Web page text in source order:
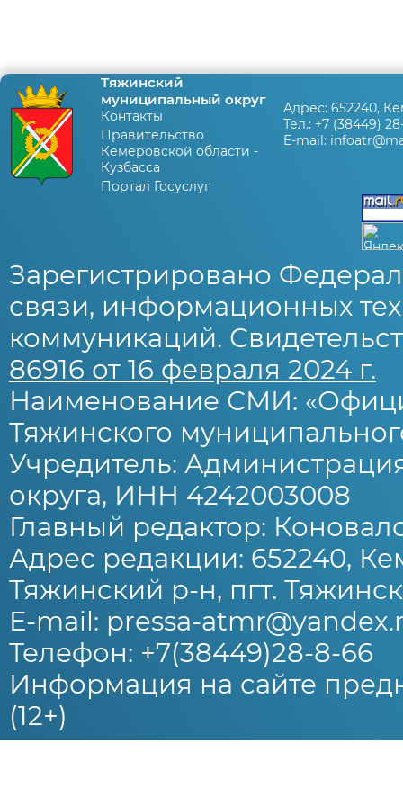
Тяжинский
муниципальный округ
Контакты
Правительство
Кемеровской области -
Кузбасса
Портал Госуслуг
Адрес: 652240,
Тел.: +7 (38449)
E-mail:
Зарегистрировано
связи, информационных
коммуникаций.
86916 от 16 февраля 2024 г.
Наименование СМИ:
Тяжинского
Учредитель:
округа, ИНН 4242003008
Главный редактор:
Адрес редакции: 652240,
Тяжинский р-н, пгт.
E-mail: pressa-
Телефон: +7(38449)28-8-66
Информация на сайте
(12+)